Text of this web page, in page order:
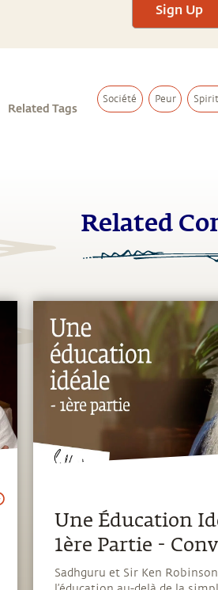
Sign Up
Related Tags
Société Peur
Related
Une Éducation
1ère Partie -
avec Sir Ken
Sadhguru et Sir Ken